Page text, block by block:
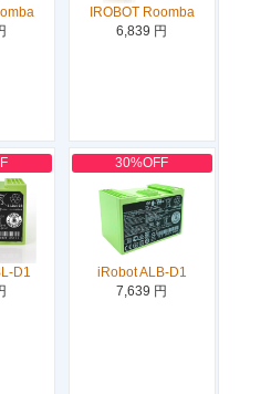
IROBOT Roomba
6,839 円
D1
30%OFF
iRobot ALB-D1
7,639 円